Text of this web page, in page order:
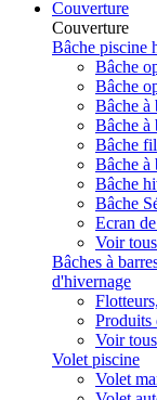
Couverture
Couverture
Bâche piscine
Bâche
Bâche
Bâche à
Bâche à
Bâche
Bâche à
Bâche
Bâche
Ecran
Voir
Bâches à
d'hivernage
Produits
Voir
Volet piscine
Volet